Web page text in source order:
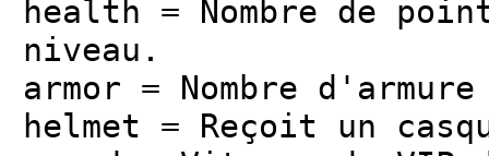
health = Nombre de
niveau.
armor = Nombre
helmet = Reçoit un